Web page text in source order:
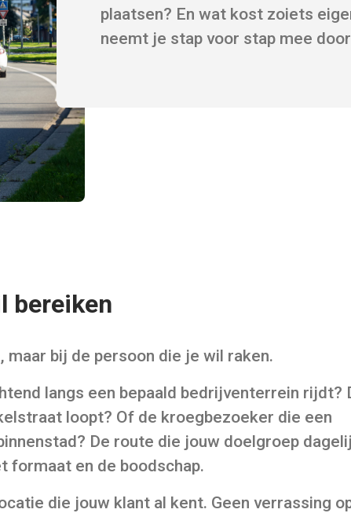
plaatsen? En wat kost zoiets
neemt je stap voor stap mee
bereiken
bij de persoon die je wil raken.
langs een bepaald bedrijventerrein rijdt?
loopt? Of de kroegbezoeker die een
De route die jouw doelgroep
formaat en de boodschap.
die jouw klant al kent. Geen verrassing